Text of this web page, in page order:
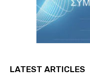
LATEST ARTICLES